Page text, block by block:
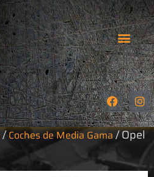
/Coches de Media Gama/ Opel